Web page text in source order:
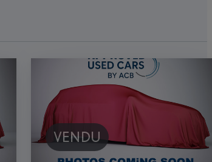
VENDU